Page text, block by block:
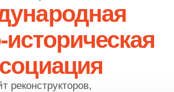
реконструкторов,